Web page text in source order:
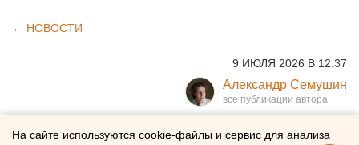
← НОВОСТИ
9 ИЮЛЯ 2026 В 12:37
Александр Семушин
Военный эксперт рассказал
На сайте используются cookie-файлы и сервис для анализа